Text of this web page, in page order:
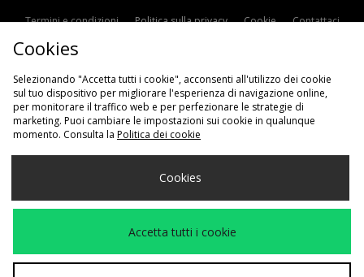
Termini e condizioni Politica sulla privacy Cookie
Contattaci
Scegli Il Tuo Paese
Accettiamo i seguenti metodi di pagamento
Cookies
Selezionando "Accetta tutti i cookie", acconsenti all'utilizzo dei cookie
sul tuo dispositivo per migliorare l'esperienza di navigazione online,
per monitorare il traffico web e per perfezionare le strategie di
marketing. Puoi cambiare le impostazioni sui cookie in qualunque
momento. Consulta la Politica dei cookie
Cookies
Accetta tutti i cookie